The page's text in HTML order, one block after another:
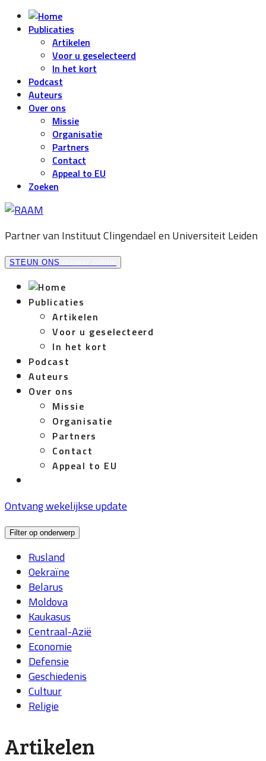
Publicaties
Artikelen
Voor u geselecteerd
In het kort
Podcast
Auteurs
Over ons
Missie
Organisatie
Partners
Contact
Appeal to EU
Zoeken
Partner van Instituut Clingendael en Universiteit Leiden
STEUN ONS
Publicaties
Artikelen
Voor u geselecteerd
In het kort
Podcast
Auteurs
Over ons
Missie
Organisatie
Partners
Contact
Appeal to EU
Ontvang wekelijkse update
Filter op onderwerp
Rusland
Oekraïne
Belarus
Moldova
Kaukasus
Centraal-Azië
Economie
Defensie
Geschiedenis
Cultuur
Religie
Artikelen